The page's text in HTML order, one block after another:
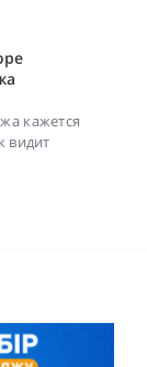
кажется
видит